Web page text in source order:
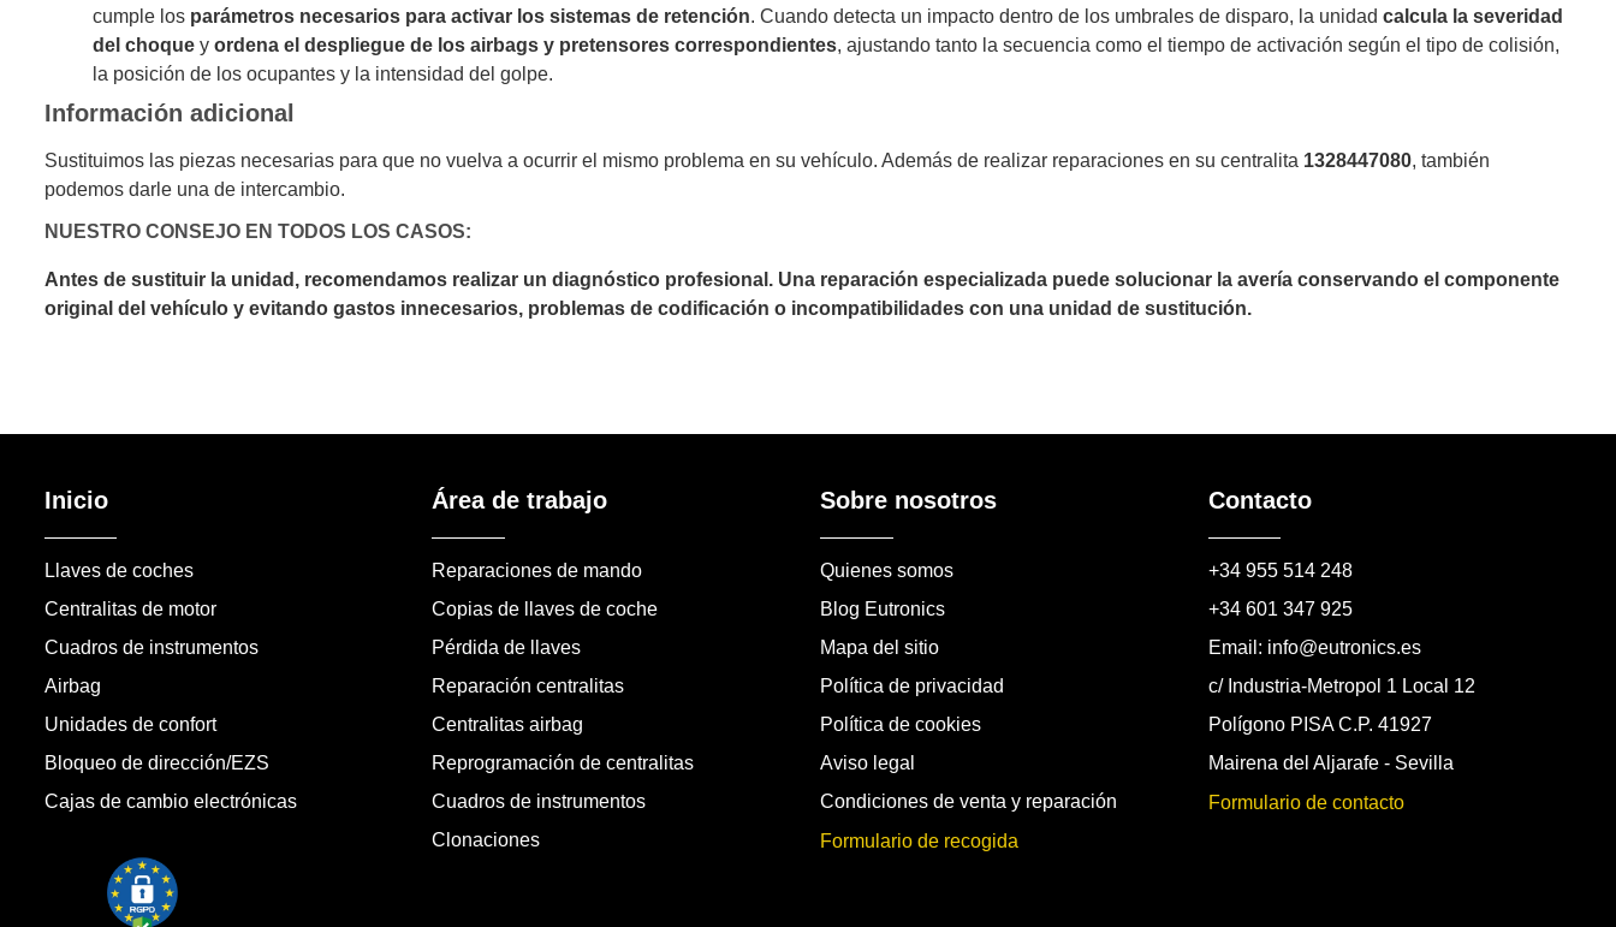
cumple los parámetros necesarios para activar los sistemas de retención. Cuando detecta un impacto dentro de los umbrales de disparo, la unidad calcula la severidad
del choquey ordena el despliegue de los airbags y pretensores correspondientes, ajustando tanto la secuencia como el tiempo de activación según el tipo de colisión,
la posición de los ocupantes y la intensidad del golpe.
Información adicional
Sustituimos las piezas necesarias para que no vuelva a ocurrir el mismo problema en su vehículo. Además de realizar reparaciones en su centralita 1328447080, también
podemos darle una de intercambio.
NUESTRO CONSEJO EN TODOS LOS CASOS:
Antes de sustituir la unidad, recomendamos realizar un diagnóstico profesional. Una reparación especializada puede solucionar la avería conservando el componente
original del vehículo y evitando gastos innecesarios, problemas de codificación o incompatibilidades con una unidad de sustitución.
Inicio
Llaves de coches
Centralitas de motor
Cuadros de instrumentos
Airbag
Unidades de confort
Bloqueo de dirección/EZS
Cajas de cambio electrónicas
Área de trabajo
Reparaciones de mando
Copias de llaves de coche
Pérdida de llaves
Reparación centralitas
Centralitas airbag
Reprogramación de centralitas
Cuadros de instrumentos
Clonaciones
Sobre nosotros
Quienes somos
Blog Eutronics
Mapa del sitio
Política de privacidad
Política de cookies
Aviso legal
Condiciones de venta y reparación
Formulario de recogida
Contacto
+34 955 514 248
+34 601 347 925
Email: info@eutronics.es
c/ Industria-Metropol 1 Local 12
Polígono PISA C.P. 41927
Mairena del Aljarafe - Sevilla
Formulario de contacto